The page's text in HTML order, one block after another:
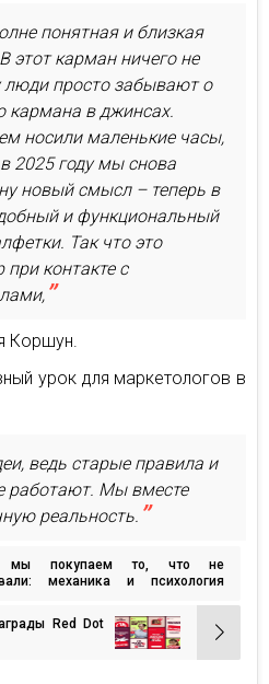
понятная и близкая
этот карман ничего не
просто забывают о
кармана в джинсах.
носили маленькие часы,
2025 году мы снова
новый смысл – теперь в
и функциональный
Так что это
при контакте с
Коршун.
урок для маркетологов в
ведь старые правила и
работают. Мы вместе
реальность.
мы покупаем то, что не
механика и психология
Red Dot